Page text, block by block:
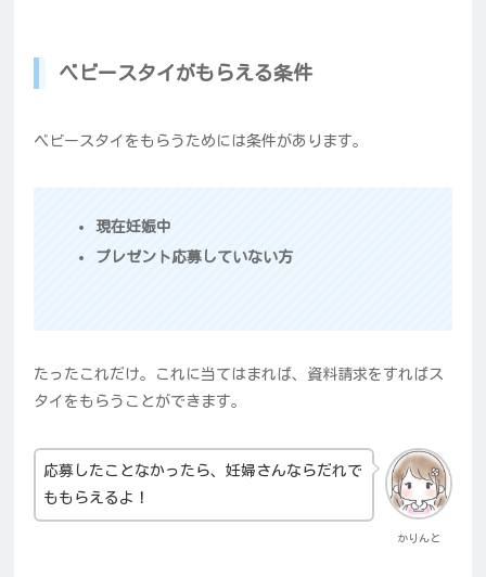
ベビースタイがもらえる条件
ベビースタイをもらうためには条件があります。
現在妊娠中
プレゼント応募していない方
たったこれだけ。これに当てはまれば、資料請求をすればス
タイをもらうことができます。
かりんと
応募したことなかったら、妊婦さんならだれで
ももらえるよ！